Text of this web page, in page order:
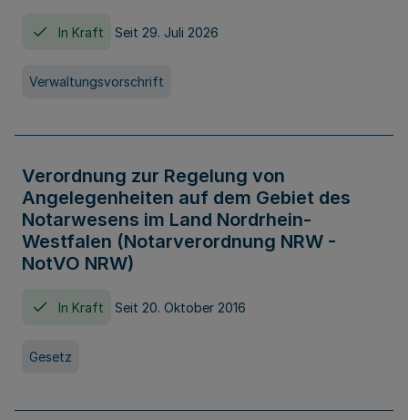
In Kraft Seit 29. Juli 2026
Verwaltungsvorschrift
Verordnung zur Regelung von
Angelegenheiten auf dem Gebiet des
Notarwesens im Land Nordrhein-
Westfalen (Notarverordnung NRW -
NotVO NRW)
In Kraft Seit 20. Oktober 2016
Gesetz